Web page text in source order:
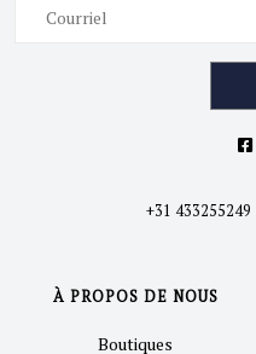
+31 433255249
À PROPOS DE NOUS
Boutiques